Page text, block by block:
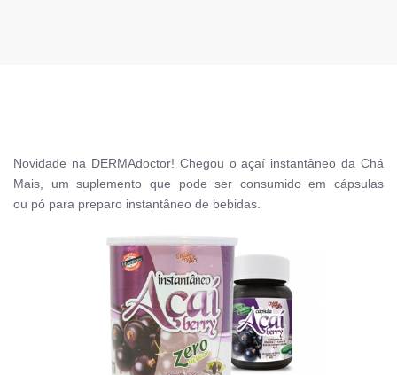
Novidade na DERMAdoctor! Chegou o açaí instantâneo da Chá
Mais, um suplemento que pode ser consumido em cápsulas
ou pó para preparo instantâneo de bebidas.